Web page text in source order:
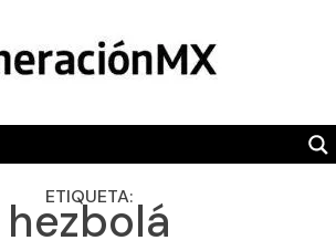
POLÍTICA
CAMALEÓN
OPINIÓN
ETIQUETA:
hezbolá